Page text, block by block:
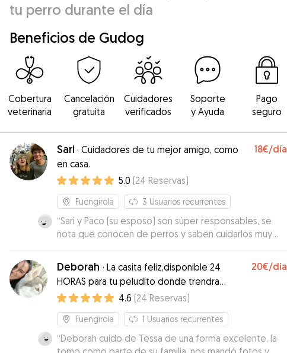
tu perro durante el día
Beneficios de Gudog
Cobertura
veterinaria
Cancelación
gratuita
Cuidadores
verificados
Soporte
y Ayuda
Pago
seguro
Sari · Cuidadores de tu mejor amigo, como
en casa.
18€/día
5.0 (24 Reservas)
Fuengirola 3 Usuarios recurrentes
“Sari y Paco (su esposo) son súper responsables, se
nota que conocen de perros y saben cuidarlos muy
bien. Amables, comunicativos, responsables y
respetuosos. Si volvemos a Fuengirola sin duda
repetiremos con ellos. Gracias Sari y Paco :)
Deborah · La casita feliz,disponible 24
HORAS para tu peludito donde trendra
amor,juegos, y donde se le pasará super
rápido el estar sin ti!
20€/día
4.6 (24 Reservas)
Fuengirola 1 Usuarios recurrentes
“Deborah cuido de Tessa de una forma excelente, la